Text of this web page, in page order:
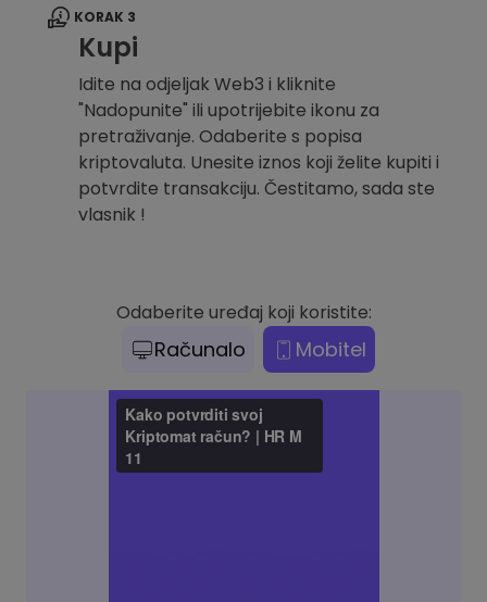
KORAK 3
Kupi
Idite na odjeljak Web3 i kliknite
"Nadopunite" ili upotrijebite ikonu za
pretraživanje. Odaberite s popisa
kriptovaluta. Unesite iznos koji želite kupiti i
potvrdite transakciju. Čestitamo, sada ste
vlasnik !
Odaberite uređaj koji koristite:
Računalo Mobitel